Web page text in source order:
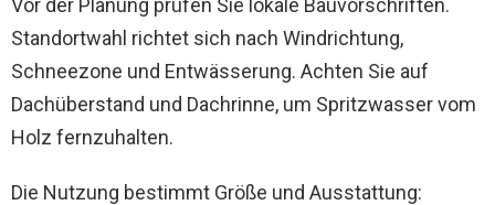
Vor der Planung prüfen Sie lokale Bauvorschriften.
Standortwahl richtet sich nach Windrichtung,
Schneezone und Entwässerung. Achten Sie auf
Dachüberstand und Dachrinne, um Spritzwasser vom
Holz fernzuhalten.
Die Nutzung bestimmt Größe und Ausstattung: